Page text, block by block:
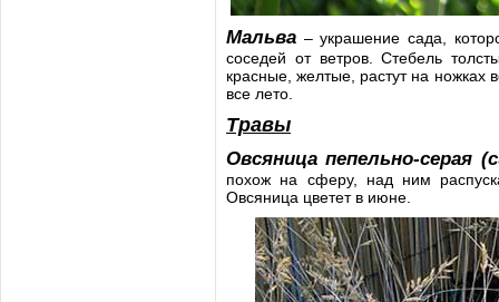
Мальва – украшение сада,
соседей от ветров. Стебель
красные, желтые, растут на ножках
все лето.
Травы
Овсяница пепельно-серая
похож на сферу, над ним
Овсяница цветет в июне.